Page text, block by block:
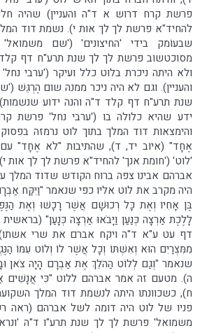
פרשת קרח דרוש א ד"ה והעניין) שהיה
להחיד"א פרשת לך לך אות י). נשמת דוד
שבעוֹמק בידי 'החיצונים' ('שם משמואל'
מסוכטשוב פרשת לך לך שנת תרע"ח דף קלד
ולא היתה ניכרת בלוט כלל ועיקר ('ערבי
והעניין). וגם לא היה ניכר ממנה שום
שנת תרע"ח דף קלד ד"ה והנה ידוע
ידע שהיא כלולה בו ('ערבי נחל' פרשת
והימצאות דוד המלך בתוך לוט נרמזה
אֶחָד" (איוב יד, ד), שהתיבות "לֹא אֶחָד" עם
'לוט' ('חומת אנך' להחיד"א פרשת לך לך אות
אברהם אבינו צפה ברוח הקודש שדוד המלך
היה מקרב את לוט אליו כפי שנאמר "וַיִּקַּח
בֶּן אָחִיו וְאֶת כָּל רְכוּשָׁם אֲשֶׁר רָכָשׁוּ וְאֶת
לָלֶכֶת אַרְצָה כְּנַעַן וַיָּבֹאוּ אַרְצָה כְּנָעַן"
דף עט ע"א ד"ה ויקח אברם את שרי אשתו)
מִמִּצְרַיִם הוּא וְאִשְׁתּוֹ וְכָל אֲשֶׁר לוֹ וְלוֹט עִמּוֹ
שנאמר "וְגַם לְלוֹט הַהֹלֵךְ אֶת אַבְרָם הָיָה צֹאן
ה). מטעם זה אמר אברהם ללוט "כִּי אֲנָשִׁים
ח), כשכוונתו היתה לנשמת דוד המלך
פניו של לוט היה דומה לשל אברהם (ראה
משמואל' פרשת לך לך שנת תרע"ו ד"ה